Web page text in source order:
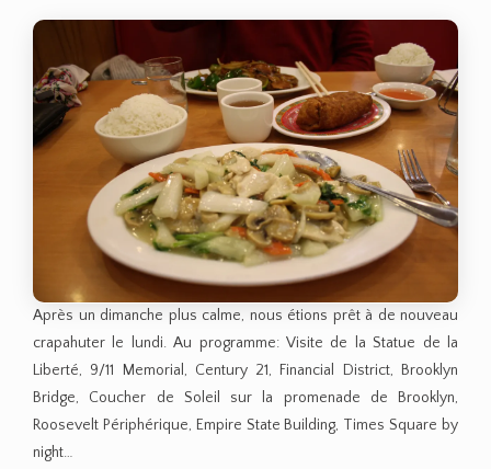
Après un dimanche plus calme, nous étions prêt à de nouveau
crapahuter le lundi. Au programme: Visite de la Statue de la
Liberté, 9/11 Memorial, Century 21, Financial District, Brooklyn
Bridge, Coucher de Soleil sur la promenade de Brooklyn,
Roosevelt Périphérique, Empire State Building, Times Square by
night…